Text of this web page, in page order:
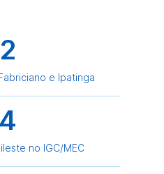
2
e Ipatinga
4
no IGC/MEC